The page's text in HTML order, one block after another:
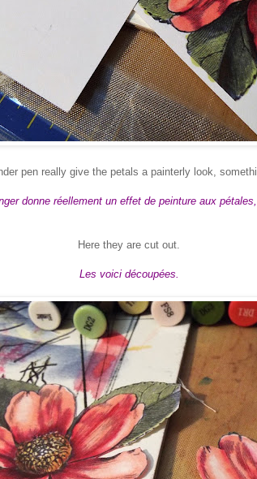
pen really give the petals a painterly look,
donne réellement un effet de peinture aux
Here they are cut out.
Les voici découpées.